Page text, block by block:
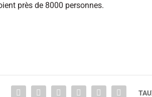
près de 8000 personnes.